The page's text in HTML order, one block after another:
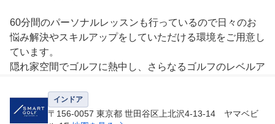
60分間のパーソナルレッスンも行っているので日々のお
悩み解決やスキルアップをしていただける環境をご用意し
ています。
隠れ家空間でゴルフに熱中し、さらなるゴルフのレベルア
インドア
〒156-0057 東京都 世田谷区上北沢4-13-14 ヤマベビ